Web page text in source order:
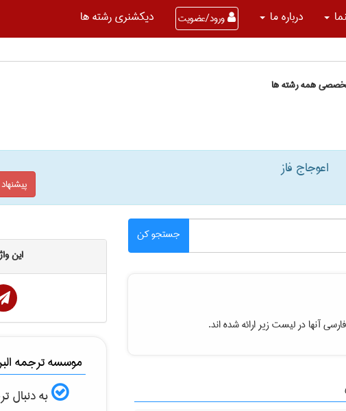
درباره ما ورود/عضویت دیکشنری رشته ها
همه رشته ها
اعوجاج فاز
جستجو کن
آنها در لیست زیر ارائه شده اند.
این
موسسه ترجمه
به دنبال